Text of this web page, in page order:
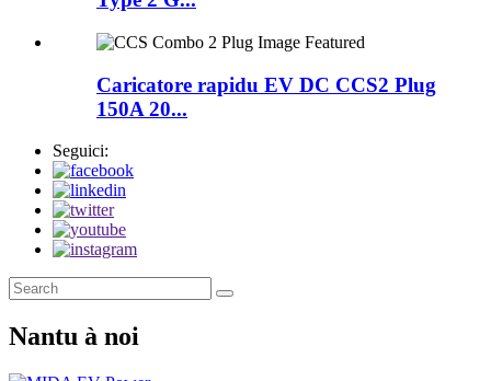
Caricatore rapidu EV DC CCS2 Plug
150A 20...
Seguici:
Nantu à noi